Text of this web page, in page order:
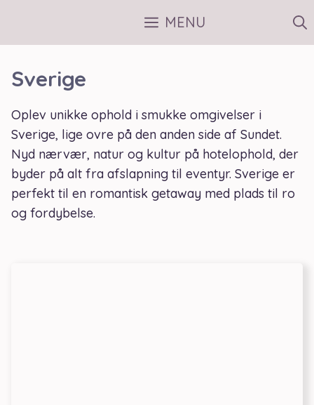
indhold
MENU
Sverige
Oplev unikke ophold i smukke omgivelser i
Sverige, lige ovre på den anden side af Sundet.
Nyd nærvær, natur og kultur på hotelophold, der
byder på alt fra afslapning til eventyr. Sverige er
perfekt til en romantisk getaway med plads til ro
og fordybelse.